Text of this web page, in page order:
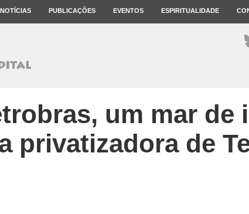
NOTÍCIAS PUBLICAÇÕES EVENTOS ESPIRITUALIDADE
um mar de
privatizadora de